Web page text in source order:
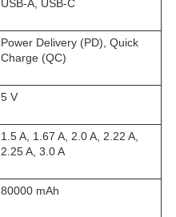
USB-A, USB-C
Power Delivery (PD), Quick
Charge (QC)
5 V
1.5 A, 1.67 A, 2.0 A, 2.22 A,
2.25 A, 3.0 A
80000 mAh